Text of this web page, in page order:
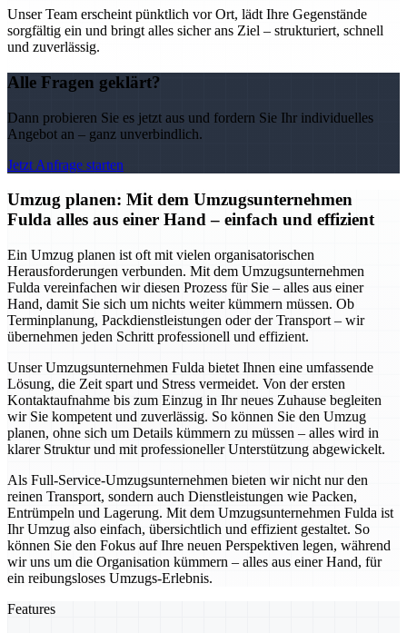
Unser Team erscheint pünktlich vor Ort, lädt Ihre Gegenstände
sorgfältig ein und bringt alles sicher ans Ziel – strukturiert, schnell
und zuverlässig.
Alle Fragen geklärt?
Dann probieren Sie es jetzt aus und fordern Sie Ihr individuelles
Angebot an – ganz unverbindlich.
Jetzt Anfrage starten
Umzug planen: Mit dem Umzugsunternehmen
Fulda alles aus einer Hand – einfach und effizient
Ein Umzug planen ist oft mit vielen organisatorischen
Herausforderungen verbunden. Mit dem Umzugsunternehmen
Fulda vereinfachen wir diesen Prozess für Sie – alles aus einer
Hand, damit Sie sich um nichts weiter kümmern müssen. Ob
Terminplanung, Packdienstleistungen oder der Transport – wir
übernehmen jeden Schritt professionell und effizient.
Unser Umzugsunternehmen Fulda bietet Ihnen eine umfassende
Lösung, die Zeit spart und Stress vermeidet. Von der ersten
Kontaktaufnahme bis zum Einzug in Ihr neues Zuhause begleiten
wir Sie kompetent und zuverlässig. So können Sie den Umzug
planen, ohne sich um Details kümmern zu müssen – alles wird in
klarer Struktur und mit professioneller Unterstützung abgewickelt.
Als Full-Service-Umzugsunternehmen bieten wir nicht nur den
reinen Transport, sondern auch Dienstleistungen wie Packen,
Entrümpeln und Lagerung. Mit dem Umzugsunternehmen Fulda ist
Ihr Umzug also einfach, übersichtlich und effizient gestaltet. So
können Sie den Fokus auf Ihre neuen Perspektiven legen, während
wir uns um die Organisation kümmern – alles aus einer Hand, für
ein reibungsloses Umzugs-Erlebnis.
Features